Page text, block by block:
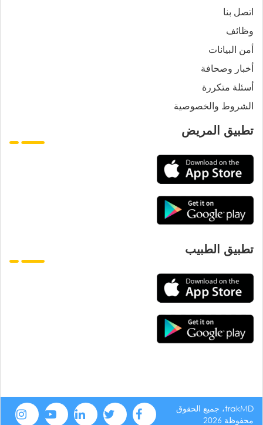
اتصل بنا
وظائف
أمن البيانات
أخبار وصحافة
أسئلة متكررة
الشروط والخصوصية
تطبيق المريض
تطبيق الطبيب
trakMD، جميع الحقوق
محفوظة 2026